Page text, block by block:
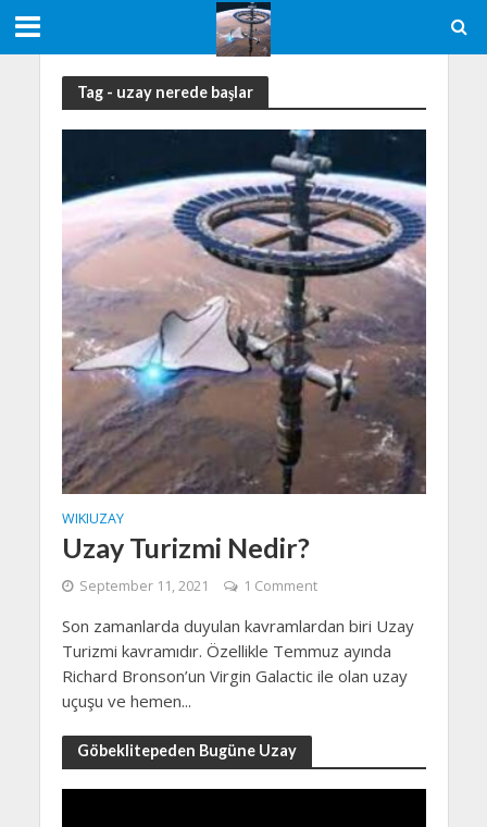
Tag - uzay nerede başlar
WIKIUZAY
Uzay Turizmi Nedir?
September 11, 2021 1 Comment
Son zamanlarda duyulan kavramlardan biri Uzay
Turizmi kavramıdır. Özellikle Temmuz ayında
Richard Bronson’un Virgin Galactic ile olan uzay
uçuşu ve hemen...
Göbeklitepeden Bugüne Uzay